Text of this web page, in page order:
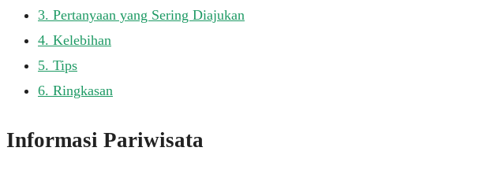
3. Pertanyaan yang Sering Diajukan
4. Kelebihan
5. Tips
6. Ringkasan
Informasi Pariwisata